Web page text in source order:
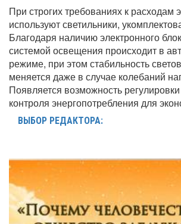
При строгих требованиях к расходам
используют светильники,
Благодаря наличию электронного
системой освещения происходит в
режиме, при этом стабильность
меняется даже в случае колебаний
Появляется возможность
контроля энергопотребления для
ВЫБОР РЕДАКТОРА: